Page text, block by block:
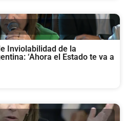
Inviolabilidad de la
‘Ahora el Estado te va a